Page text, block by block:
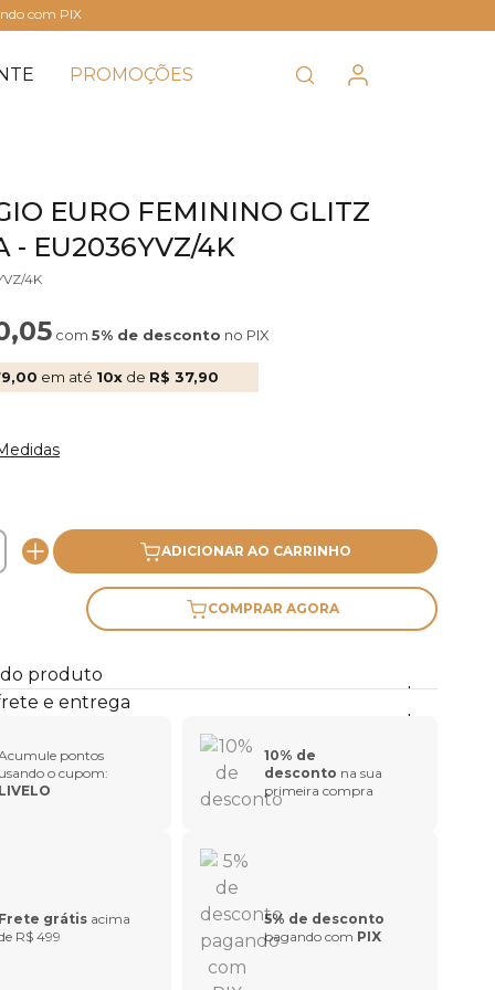
com PIX
PROMOÇÕES
EURO FEMININO GLITZ
- EU2036YVZ/4K
4K
com 5% de desconto no PIX
em até 10x de R$ 37,90
ADICIONAR AO CARRINHO
COMPRAR AGORA
produto
e entrega
pontos
o cupom:
10% de
desconto na sua
primeira compra
grátis acima
R$ 499
5% de desconto
pagando com PIX